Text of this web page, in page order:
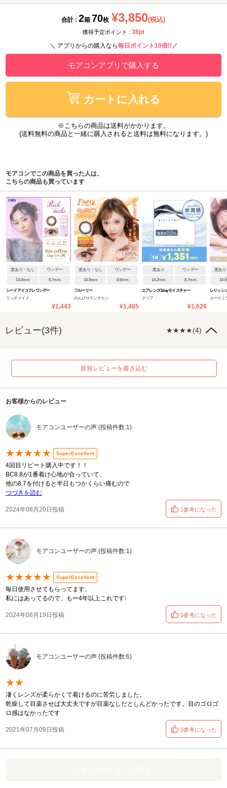
合計 : 2箱 70枚 ¥3,850(税込)
獲得予定ポイント : 38pt
＼ アプリからの購入なら毎日ポイント10倍!! ／
モアコンアプリで購入する
カートに入れる
※こちらの商品は送料がかかります。
(送料無料の商品と一緒に購入されると送料は無料になります。)
モアコンでこの商品を買った人は、
こちらの商品も買っています
度あり・なし ワンデー
14.0mm 8.7mm
シードアイコフレワンデー
リッチメイク
¥1,443
度あり・なし ワンデー
14.5mm 8.6mm
フルーリー
のんびりマンチカン
¥1,485
度あり ワンデー
14.2mm 8.7mm
エアレンズ 1day モイスチャー
クリア
¥1,628
度あ
レリッシ
ルースミ
レビュー(3件) ★★★★(4)
新規レビューを書き込む
お客様からのレビュー
モアコンユーザーの声 (投稿件数:1)
★★★★★ SuperExcellent
4回目リピート購入中です！！
BC8.8が1番着け心地が合っていて、
他の8.7を付けると半日もつかくらい痛むので
つづきを読む
2024年08月20日投稿 1参考になった
モアコンユーザーの声 (投稿件数:1)
★★★★★ SuperExcellent
毎日使用させてもらってます。
私にはあってるので、もー4年以上これです❕
2024年08月19日投稿 0参考になった
モアコンユーザーの声 (投稿件数:6)
★★
凄くレンズが柔らかくて着けるのに苦労しました。
乾燥して目薬させば大丈夫ですが目薬なしだとしんどかったです。目のゴロゴ
ロ感はなかったです
2021年07月09日投稿 0参考になった